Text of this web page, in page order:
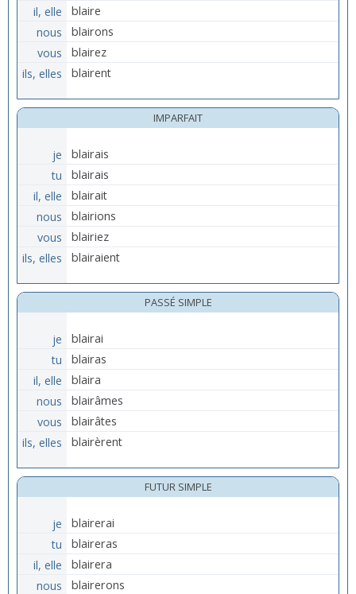
il, elle
blaire
nous
blairons
vous
blairez
ils, elles
blairent
IMPARFAIT
je
blairais
tu
blairais
il, elle
blairait
nous
blairions
vous
blairiez
ils, elles
blairaient
PASSÉ SIMPLE
je
blairai
tu
blairas
il, elle
blaira
nous
blairâmes
vous
blairâtes
ils, elles
blairèrent
FUTUR SIMPLE
je
blairerai
tu
blaireras
il, elle
blairera
nous
blairerons